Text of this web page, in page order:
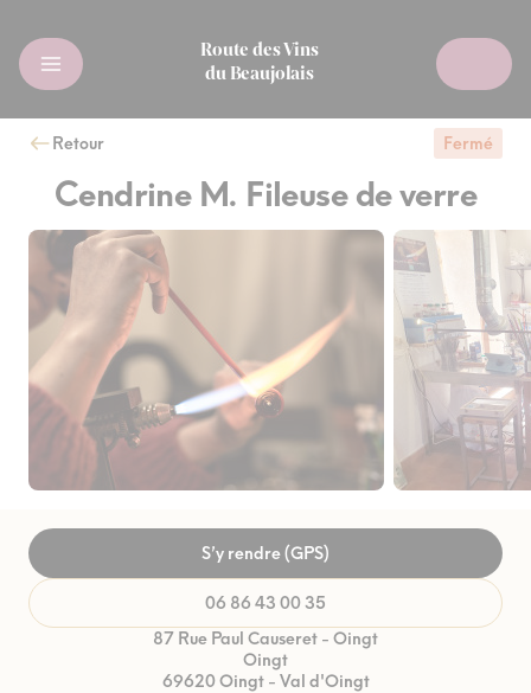
Route des Vins
du Beaujolais
Retour Fermé
Cendrine M. Fileuse de verre
S’y rendre (GPS)
06 86 43 00 35
87 Rue Paul Causeret - Oingt
Oingt
69620 Oingt - Val d'Oingt